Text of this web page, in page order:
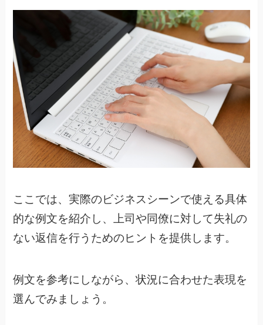
ここでは、実際のビジネスシーンで使える具体
的な例文を紹介し、上司や同僚に対して失礼の
ない返信を行うためのヒントを提供します。
例文を参考にしながら、状況に合わせた表現を
選んでみましょう。